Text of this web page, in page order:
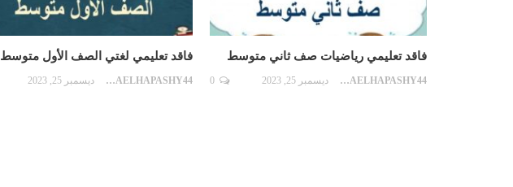
فاقد تعليمي رياضيات صف ثاني متوسط
SARAELHAPASHY44 ديسمبر 25, 2023
فاقد تعليمي لغتي الصف الأول متوسط
SARAELHAPASHY44 ديسمبر 25, 2023